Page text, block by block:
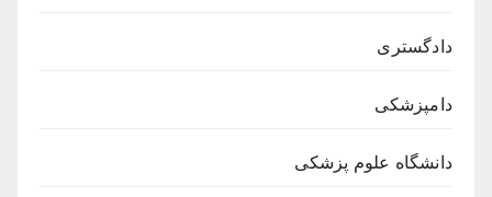
دادگستری
دامپزشکی
دانشگاه علوم پزشکی